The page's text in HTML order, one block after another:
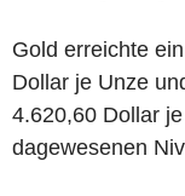
Gold erreichte
Dollar je Unze
4.620,60 Dollar
dagewesenen